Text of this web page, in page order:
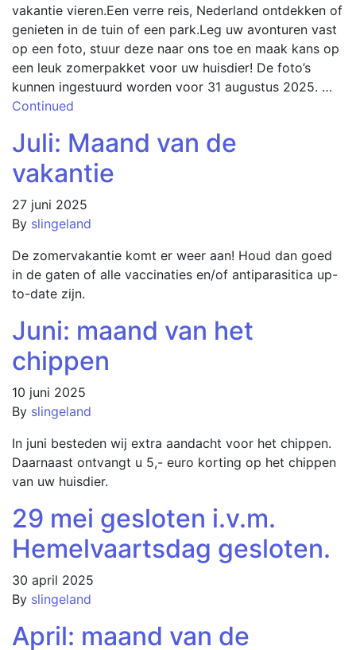
vakantie vieren.Een verre reis, Nederland ontdekken of
genieten in de tuin of een park.Leg uw avonturen vast
op een foto, stuur deze naar ons toe en maak kans op
een leuk zomerpakket voor uw huisdier! De foto’s
kunnen ingestuurd worden voor 31 augustus 2025. …
Continued
Juli: Maand van de
vakantie
27 juni 2025
By slingeland
De zomervakantie komt er weer aan! Houd dan goed
in de gaten of alle vaccinaties en/of antiparasitica up-
to-date zijn.
Juni: maand van het
chippen
10 juni 2025
By slingeland
In juni besteden wij extra aandacht voor het chippen.
Daarnaast ontvangt u 5,- euro korting op het chippen
van uw huisdier.
29 mei gesloten i.v.m.
Hemelvaartsdag gesloten.
30 april 2025
By slingeland
April: maand van de